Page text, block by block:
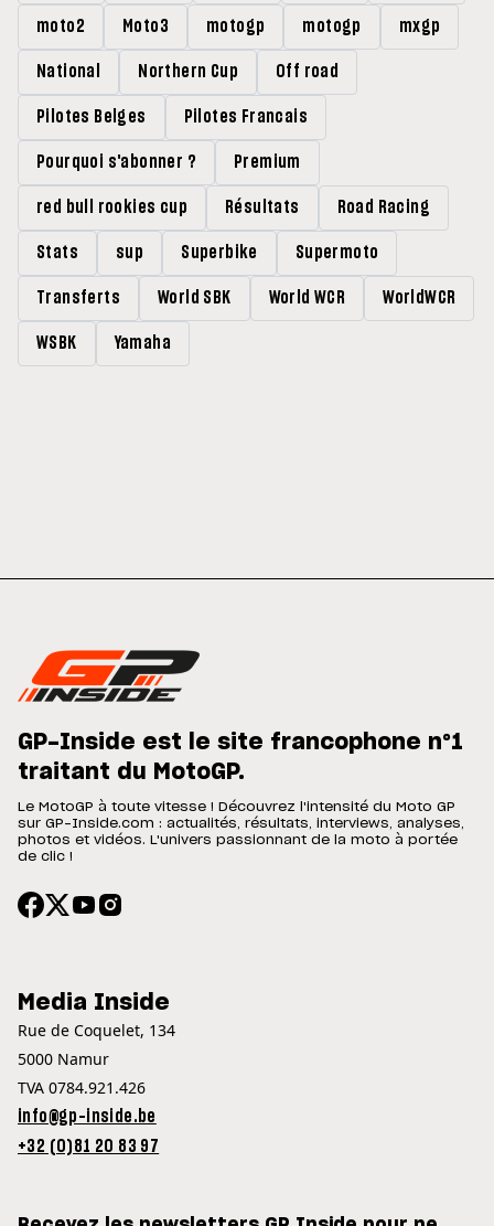
moto2 Moto3 motogp motogp mxgp
National Northern Cup Off road
Pilotes Belges Pilotes Francais
Pourquoi s'abonner ? Premium
red bull rookies cup Résultats Road Racing
Stats sup Superbike Supermoto
Transferts World SBK World WCR WorldWCR
WSBK Yamaha
GP-Inside est le site francophone n°1
traitant du MotoGP.
Le MotoGP à toute vitesse ! Découvrez l'intensité du Moto GP
sur GP-Inside.com : actualités, résultats, interviews, analyses,
photos et vidéos. L'univers passionnant de la moto à portée
de clic !
Media Inside
Rue de Coquelet, 134
5000 Namur
TVA 0784.921.426
info@gp-inside.be
+32 (0)81 20 83 97